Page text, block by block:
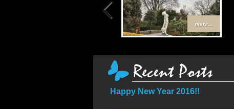
more...
Happy New Year 2016!!